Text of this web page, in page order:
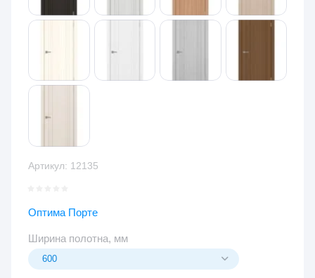
Артикул: 12135
Оптима Порте
Ширина полотна, мм